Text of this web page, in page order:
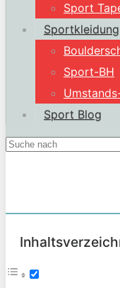
Sport
Sportkleidung
Sport-BH
Sport Blog